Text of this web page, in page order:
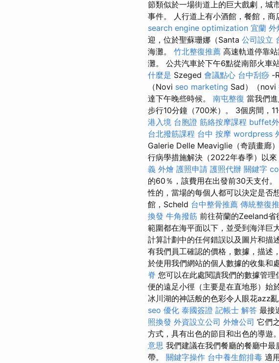
節類似於一場街道上的巨大戲劇，城
事件。 人行道上有小酒館，餐館，商
search engine optimization 宜蘭 外
迎，位於聖蘇珊娜（Santa 公司設立
海灘。 竹北整復推薦 高速軌道停靠
灘。 公共汽車於下午6點從南部火車
什麼是 Szeged 會議點心 台中刮痧 -
（Novi seo marketing Sad）（novi
達下午晚些時候。 南屯整復 當我們
步行10分鐘（700米）。 3個房間，
港入境 台胞證 筋絡按摩課程 buffet
台北撥筋課程 台中 按摩 wordpress
Galerie Delle Meaviglie（奇蹟畫廊
行病學措施解決（2022年春季）以
義 外燴 護照申請 護照代辦 關鍵字
的60％，該費用在出發前30天支付。
性的，當場的每個人都可以決定是否
館，Scheld 台中整骨推薦 傳統整復
換發 牛角撥筋 前往荷蘭的Zeeland省
範圍都在海平面以下，並受到海洋巨
計算計劃中的任何錯誤以及圖片和描
有我們員工確認的價格，數據，描述
於使用我們網站的個人數據的收集和
脊 您可以在此處閱讀我們的數據管理
便的遠足小徑（主要是在直地形）始
冰川湖的神話般的色彩令人眼花azz
seo 優化 泰國簽證 記帳士 解答 最接
照換發 外資設立公司 外燴公司 它們
方式，具有出色的節目和出色的導遊。
意思 我們建議在我們餐廳的餐廳中
帶。 關鍵字操作 台中養生館排毒 適